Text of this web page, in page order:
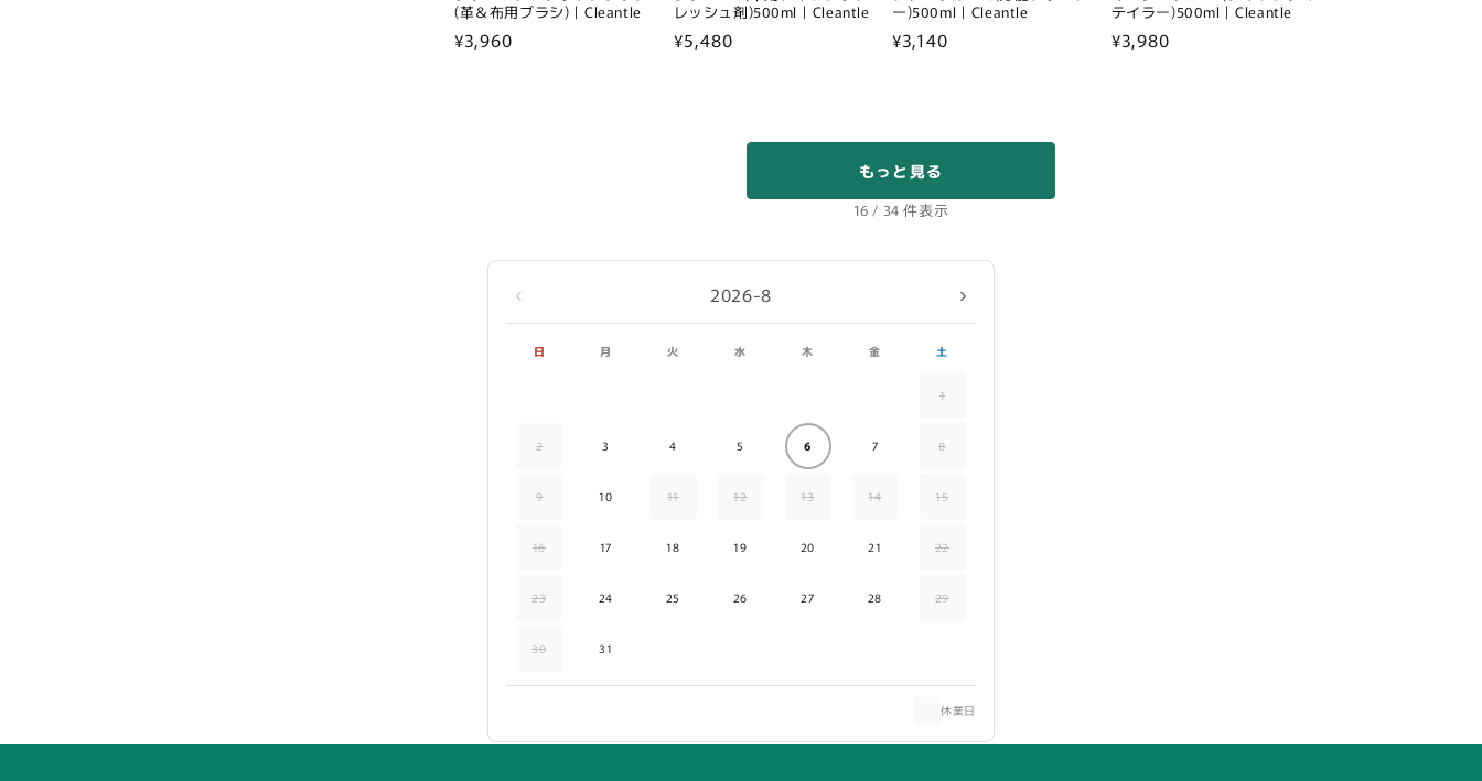
(革＆布用ブラシ)｜Cleantle
通
¥3,960
レッシュ剤)500ml｜Cleantle
通
¥5,480
ー)500ml｜Cleantle
通
¥3,140
テイラー)500ml｜Cleantle
通
¥3,980
もっと見る
16 / 34 件表示
‹ 2026-8 ›
日 月 火 水 木 金 土
1
2 3 4 5 6 7 8
9 10 11 12 13 14 15
16 17 18 19 20 21 22
23 24 25 26 27 28 29
30 31
休業日